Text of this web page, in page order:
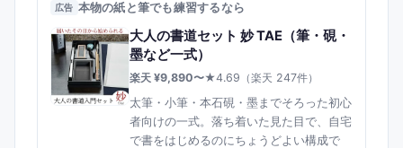
広告 本物の紙と筆でも練習するなら
大人の書道セット 妙 TAE（筆・硯・
墨など一式）
楽天 ¥9,890〜★4.69 （楽天 247件）
太筆・小筆・本石硯・墨までそろった初心
者向けの一式。落ち着いた見た目で、自宅
で書をはじめるのにちょうどよい構成で